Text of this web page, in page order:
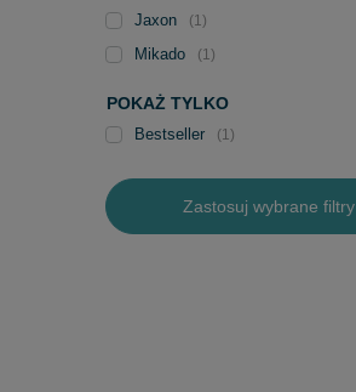
Jaxon 1
Mikado 1
POKAŻ TYLKO
Bestseller 1
Zastosuj wybrane filtry